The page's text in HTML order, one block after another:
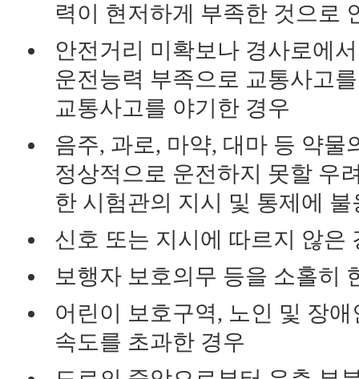
력이 현저하게 부족한 것으로
안전거리 미확보나 경사로에
운전능력 부족으로 교통사고
교통사고를 야기한 경우
음주, 과로, 마약, 대마 등 약
정상적으로 운전하지 못할 우
한 시험관의 지시 및 통제에 불
신호 또는 지시에 따르지 않은
보행자 보호의무 등을 소홀히
어린이 보호구역, 노인 및 장
속도를 초과한 경우